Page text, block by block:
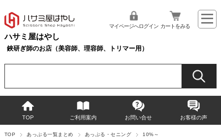
ハサミ屋はやし
鋏研ぎ師のお店（美容師、理容師、トリマー用）
マイページへログイン カートをみる
TOP ご利用案内 お問い合せ お客様の声
TOP あっぷる一覧まとめ あっぷる・セニング 10%～